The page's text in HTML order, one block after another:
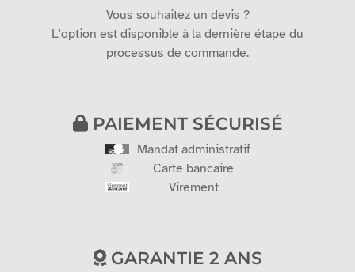
Vous souhaitez un devis ?
L'option est disponible à la dernière étape du
processus de commande.
PAIEMENT SÉCURISÉ
Mandat administratif
Carte bancaire
Virement
GARANTIE 2 ANS